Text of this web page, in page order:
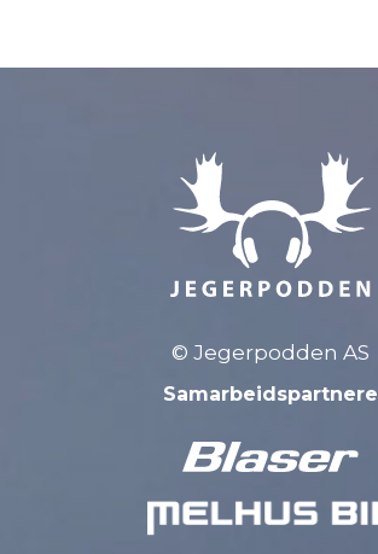
© Jegerpodden AS
Samarbeidspartnere